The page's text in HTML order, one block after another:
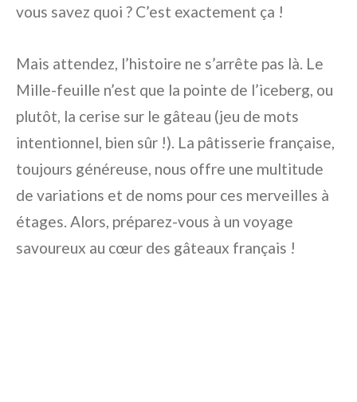
vous savez quoi ? C’est exactement ça !
Mais attendez, l’histoire ne s’arrête pas là. Le
Mille-feuille n’est que la pointe de l’iceberg, ou
plutôt, la cerise sur le gâteau (jeu de mots
intentionnel, bien sûr !). La pâtisserie française,
toujours généreuse, nous offre une multitude
de variations et de noms pour ces merveilles à
étages. Alors, préparez-vous à un voyage
savoureux au cœur des gâteaux français !